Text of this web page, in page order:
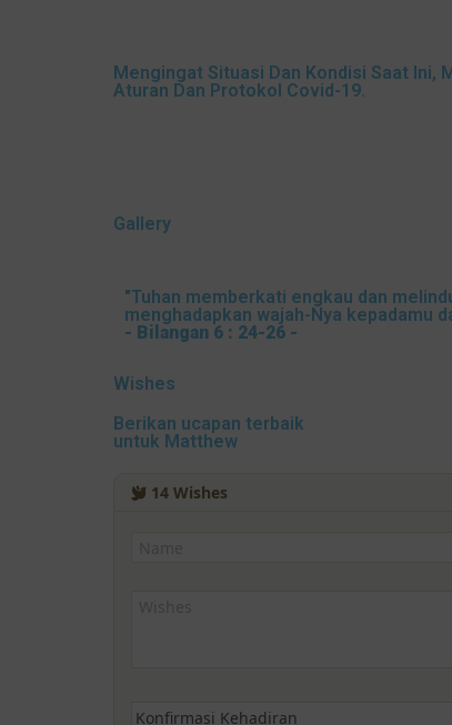
Mengingat Situasi Dan Kondisi Saat Ini,
Aturan Dan Protokol Covid-19.
Gallery
"Tuhan memberkati engkau dan
menghadapkan wajah-Nya kepadamu
- Bilangan 6 : 24-26 -
Wishes
Berikan ucapan terbaik
untuk Matthew
14 Wishes